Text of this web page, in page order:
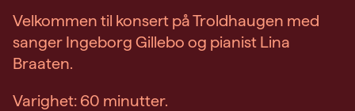
Velkommen til konsert på Troldhaugen med
sanger Ingeborg Gillebo og pianist Lina
Braaten.
Varighet: 60 minutter.